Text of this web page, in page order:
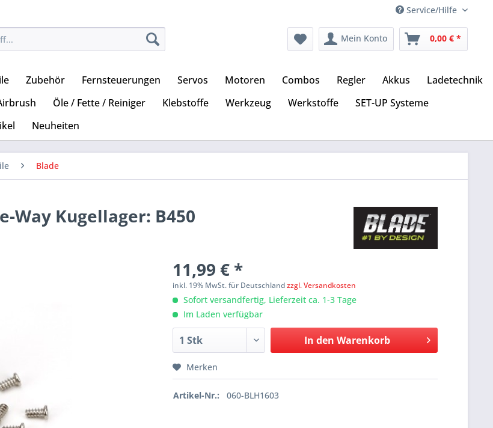
Service/Hilfe
Mein Konto 0,00 € *
Zubehör Fernsteuerungen Servos Motoren Combos Regler Akkus
Ladetechnik
Öle / Fette / Reiniger Klebstoffe Werkzeug Werkstoffe
SET-UP Systeme
Neuheiten
Blade
Way Kugellager: B450
11,99 € *
inkl. 19% MwSt. für Deutschlandzzgl. Versandkosten
Sofort versandfertig, Lieferzeit ca. 1-3 Tage
Im Laden verfügbar
In den Warenkorb
Merken
Artikel-Nr.: 060-BLH1603